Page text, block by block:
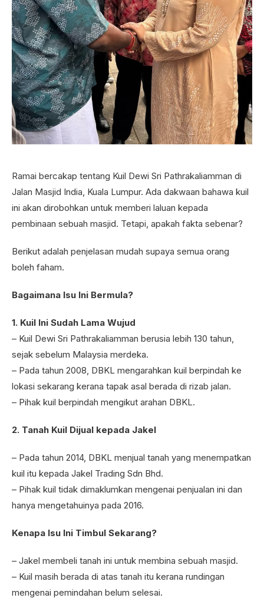
Ramai bercakap tentang Kuil Dewi Sri Pathrakaliamman di
Jalan Masjid India, Kuala Lumpur. Ada dakwaan bahawa kuil
ini akan dirobohkan untuk memberi laluan kepada
pembinaan sebuah masjid. Tetapi, apakah fakta sebenar?
Berikut adalah penjelasan mudah supaya semua orang
boleh faham.
Bagaimana Isu Ini Bermula?
1. Kuil Ini Sudah Lama Wujud
– Kuil Dewi Sri Pathrakaliamman berusia lebih 130 tahun,
sejak sebelum Malaysia merdeka.
– Pada tahun 2008, DBKL mengarahkan kuil berpindah ke
lokasi sekarang kerana tapak asal berada di rizab jalan.
– Pihak kuil berpindah mengikut arahan DBKL.
2. Tanah Kuil Dijual kepada Jakel
– Pada tahun 2014, DBKL menjual tanah yang menempatkan
kuil itu kepada Jakel Trading Sdn Bhd.
– Pihak kuil tidak dimaklumkan mengenai penjualan ini dan
hanya mengetahuinya pada 2016.
Kenapa Isu Ini Timbul Sekarang?
– Jakel membeli tanah ini untuk membina sebuah masjid.
– Kuil masih berada di atas tanah itu kerana rundingan
mengenai pemindahan belum selesai.